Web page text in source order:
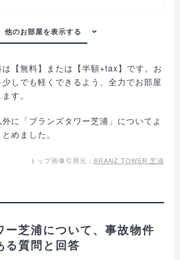
【無料】または【半額+tax】です。お
しでも軽くできるよう、全力でお部屋
す。
に「ブランズタワー芝浦」についてよ
めました。
トップ画像引用元： BRANZ TOWER 芝浦
ー芝浦について、事故物件
る質問と回答